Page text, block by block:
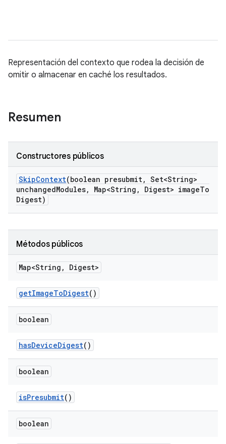
Representación del contexto que rodea la decisión de
omitir o almacenar en caché los resultados.
Resumen
Constructores públicos
SkipContext(boolean presubmit, Set<String>
unchangedModules, Map<String , Digest> imageTo
Digest)
Métodos públicos
Map<String , Digest>
getImageToDigest()
boolean
hasDeviceDigest()
boolean
isPresubmit()
boolean